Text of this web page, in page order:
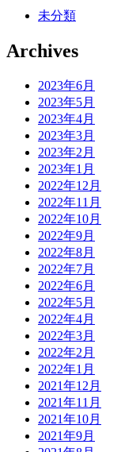
未分類
Archives
2023年6月
2023年5月
2023年4月
2023年3月
2023年2月
2023年1月
2022年12月
2022年11月
2022年10月
2022年9月
2022年8月
2022年7月
2022年6月
2022年5月
2022年4月
2022年3月
2022年2月
2022年1月
2021年12月
2021年11月
2021年10月
2021年9月